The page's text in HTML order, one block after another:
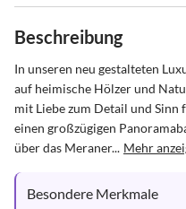
Beschreibung
In unseren neu gestalteten
auf heimische Hölzer und
mit Liebe zum Detail und
einen großzügigen
über das Meraner... Mehr
Besondere Merkmale